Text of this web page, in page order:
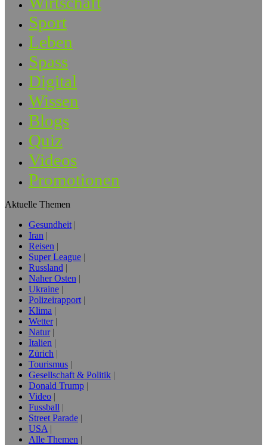
Sport
Leben
Spass
Digital
Wissen
Blogs
Quiz
Videos
Promotionen
Aktuelle Themen
Gesundheit
Iran
Reisen
Super League
Russland
Naher Osten
Ukraine
Polizeirapport
Klima
Wetter
Natur
Italien
Zürich
Tourismus
Gesellschaft & Politik
Donald Trump
Video
Fussball
Street Parade
USA
Alle Themen